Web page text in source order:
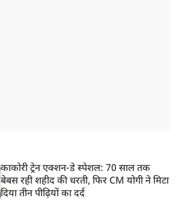
काकोरी ट्रेन एक्शन-डे स्पेशल: 70 साल तक
बेबस रही शहीद की धरती, फिर CM योगी ने मिटा
दिया तीन पीढ़ियों का दर्द